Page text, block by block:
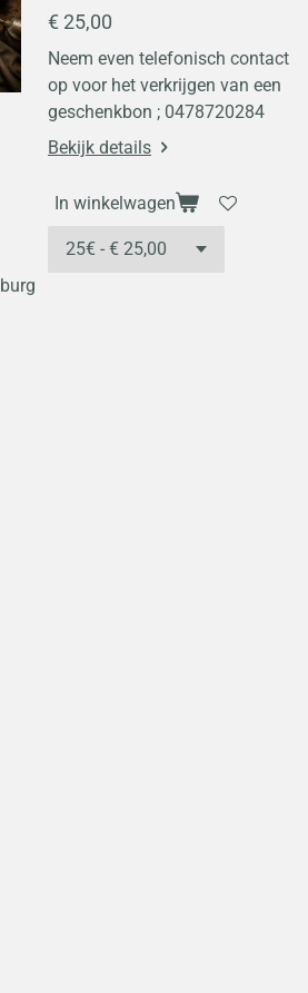
€ 25,00
Neem even telefonisch contact
op voor het verkrijgen van een
geschenkbon ; 0478720284
Bekijk details
In winkelwagen